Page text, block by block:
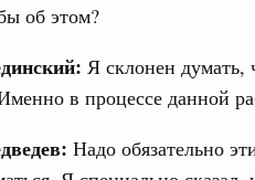
об этом?
Я склонен думать,
в процессе данной
Надо обязательно